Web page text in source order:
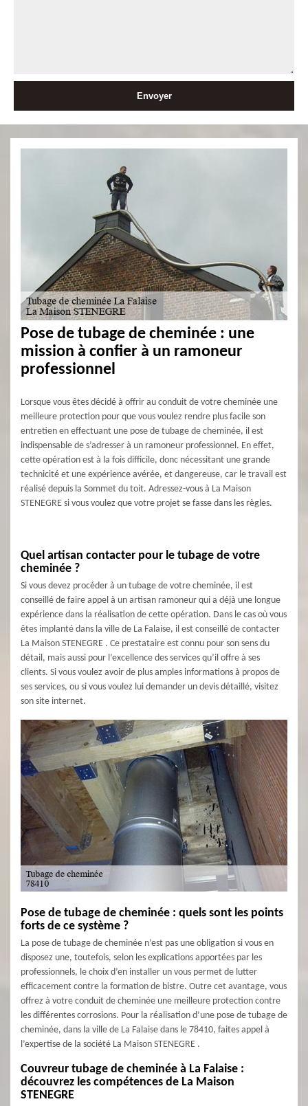
Pose de tubage de cheminée : une
mission à confier à un ramoneur
professionnel
Lorsque vous êtes décidé à offrir au conduit de votre cheminée une
meilleure protection pour que vous voulez rendre plus facile son
entretien en effectuant une pose de tubage de cheminée, il est
indispensable de s’adresser à un ramoneur professionnel. En effet,
cette opération est à la fois difficile, donc nécessitant une grande
technicité et une expérience avérée, et dangereuse, car le travail est
réalisé depuis la Sommet du toit. Adressez-vous à La Maison
STENEGRE si vous voulez que votre projet se fasse dans les règles.
Quel artisan contacter pour le tubage de votre
cheminée ?
Si vous devez procéder à un tubage de votre cheminée, il est
conseillé de faire appel à un artisan ramoneur qui a déjà une longue
expérience dans la réalisation de cette opération. Dans le cas où vous
êtes implanté dans la ville de La Falaise, il est conseillé de contacter
La Maison STENEGRE . Ce prestataire est connu pour son sens du
détail, mais aussi pour l’excellence des services qu’il offre à ses
clients. Si vous voulez avoir de plus amples informations à propos de
ses services, ou si vous voulez lui demander un devis détaillé, visitez
son site internet.
Pose de tubage de cheminée : quels sont les points
forts de ce système ?
La pose de tubage de cheminée n’est pas une obligation si vous en
disposez une, toutefois, selon les explications apportées par les
professionnels, le choix d’en installer un vous permet de lutter
efficacement contre la formation de bistre. Outre cet avantage, vous
offrez à votre conduit de cheminée une meilleure protection contre
les différentes corrosions. Pour la réalisation d’une pose de tubage de
cheminée, dans la ville de La Falaise dans le 78410, faites appel à
l’expertise de la société La Maison STENEGRE .
Couvreur tubage de cheminée à La Falaise :
découvrez les compétences de La Maison
STENEGRE